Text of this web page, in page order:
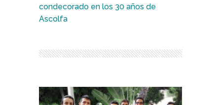
condecorado en los 30 años de
Ascolfa